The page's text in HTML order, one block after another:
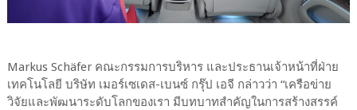
Markus Schäfer คณะกรรมการบริหาร และประธานเจ้าหน้าที่ฝ่าย
เทคโนโลยี บริษัท เมอร์เซเดส-เบนซ์ กรุ๊ป เอจี กล่าวว่า “เครือข่าย
วิจัยและพัฒนาระดับโลกของเรา มีบทบาทสำคัญในการสร้างสรรค์